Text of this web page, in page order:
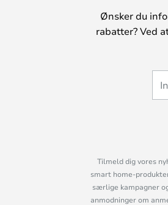
Ønsker du
rabatter? Ved
Tilmeld dig vores
smart home-
særlige kampagner
anmodninger om